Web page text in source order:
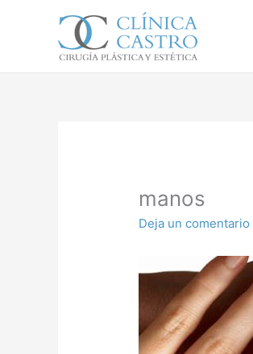
manos
Deja un comentario